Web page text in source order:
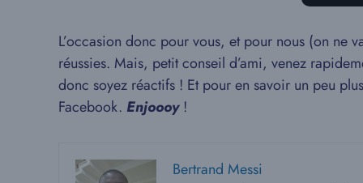
L’occasion donc pour vous, et pour nous (on ne
réussies. Mais, petit conseil d’ami, venez
donc soyez réactifs ! Et pour en savoir un peu
Facebook. Enjoooy !
Bertrand Messi